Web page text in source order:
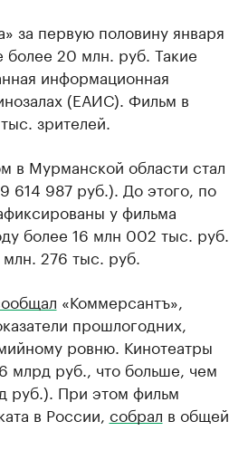
за первую половину января
более 20 млн. руб. Такие
информационная
(ЕАИС). Фильм в
зрителей.
в Мурманской области стал
614 987 руб.). До этого, по
у фильма
более 16 млн 002 тыс. руб.
276 тыс. руб.
«Коммерсантъ»,
прошлогодних,
ровню. Кинотеатры
млрд руб., что больше, чем
руб.). При этом фильм
в России, собрал в общей